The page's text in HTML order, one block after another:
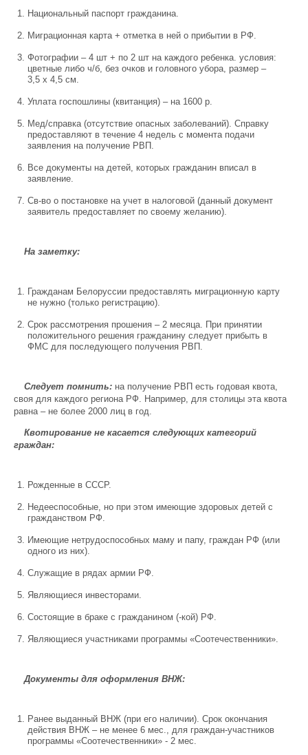
Национальный паспорт гражданина.
Миграционная карта + отметка в ней о прибытии в РФ.
Фотографии – 4 шт + по 2 шт на каждого ребенка. условия:
цветные либо ч/б, без очков и головного убора, размер –
3,5 х 4,5 см.
Уплата госпошлины (квитанция) – на 1600 р.
Мед/справка (отсутствие опасных заболеваний). Справку
предоставляют в течение 4 недель с момента подачи
заявления на получение РВП.
Все документы на детей, которых гражданин вписал в
заявление.
Св-во о постановке на учет в налоговой (данный документ
заявитель предоставляет по своему желанию).
На заметку:
Гражданам Белоруссии предоставлять миграционную карту
не нужно (только регистрацию).
Срок рассмотрения прошения – 2 месяца. При принятии
положительного решения гражданину следует прибыть в
ФМС для последующего получения РВП.
Следует помнить: на получение РВП есть годовая квота,
своя для каждого региона РФ. Например, для столицы эта квота
равна – не более 2000 лиц в год.
Квотирование не касается следующих категорий
граждан:
Рожденные в СССР.
Недееспособные, но при этом имеющие здоровых детей с
гражданством РФ.
Имеющие нетрудоспособных маму и папу, граждан РФ (или
одного из них).
Служащие в рядах армии РФ.
Являющиеся инвесторами.
Состоящие в браке с гражданином (-кой) РФ.
Являющиеся участниками программы «Соотечественники».
Документы для оформления ВНЖ:
Ранее выданный ВНЖ (при его наличии). Срок окончания
действия ВНЖ – не менее 6 мес., для граждан-участников
программы «Соотечественники» - 2 мес.